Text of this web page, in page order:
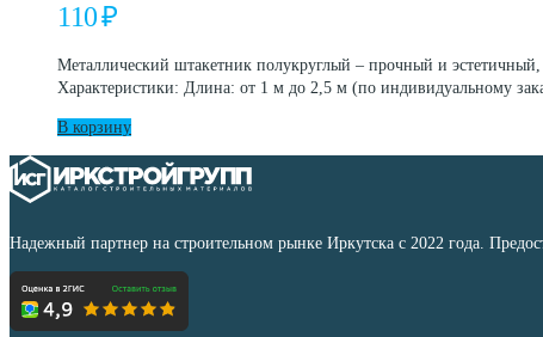
110₽
Металлический штакетник полукруглый – прочный и
Характеристики: Длина: от 1 м до 2,5 м (по индивидуальному
В корзину
Надежный партнер на строительном рынке Иркутска с 2022 года.